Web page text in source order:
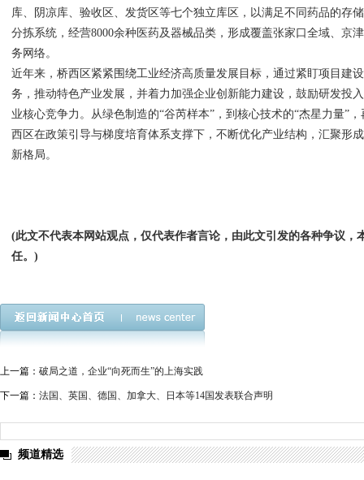
库、阴凉库、验收区、发货区等七个独立库区，以满足不同药品的存
分拣系统，经营8000余种医药及器械品类，形成覆盖张家口全域、京
务网络。
近年来，桥西区紧紧围绕工业经济高质量发展目标，通过紧盯项目建
务，推动特色产业发展，并着力加强企业创新能力建设，鼓励研发投
业核心竞争力。从绿色制造的“谷芮样本”，到核心技术的“杰星力量”
西区在政策引导与梯度培育体系支撑下，不断优化产业结构，汇聚形
新格局。
(此文不代表本网站观点，仅代表作者言论，由此文引发的各种争议，
任。)
上一篇： 破局之道，企业“向死而生”的上海实践
下一篇： 法国、英国、德国、加拿大、日本等14国发表联合声明
频道精选